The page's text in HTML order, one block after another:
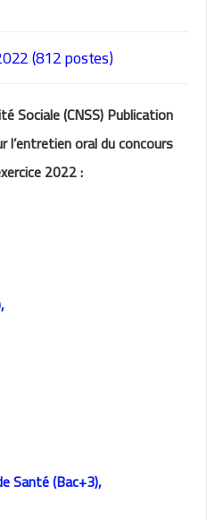
(812 postes)
Sociale (CNSS) Publication
l’entretien oral du concours
2022 :
Santé (Bac+3),